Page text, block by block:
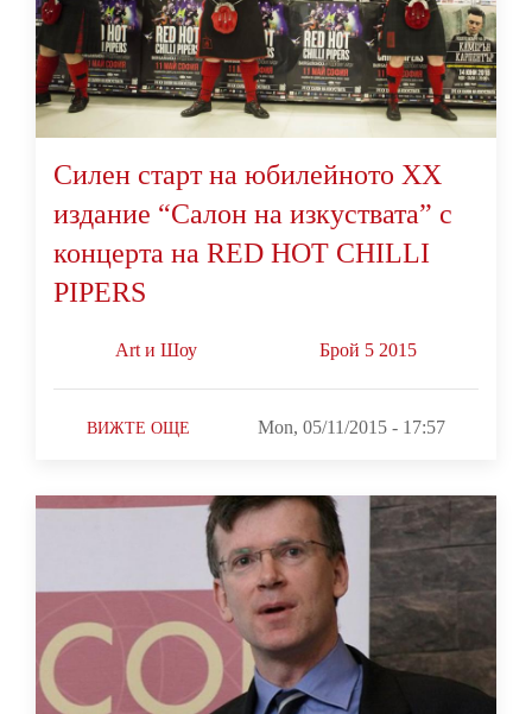
Силен старт на юбилейното XX
издание “Салон на изкуствата” с
концерта на RED HOT CHILLI
PIPERS
Art и Шоу Брой 5 2015
ВИЖТЕ ОЩЕ Mon, 05/11/2015 - 17:57